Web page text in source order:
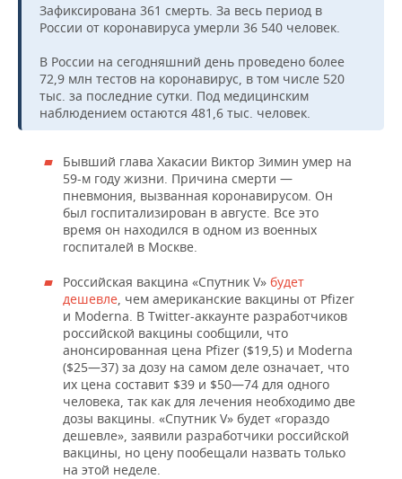
Зафиксирована 361 смерть. За весь период в
России от коронавируса умерли 36 540 человек.
В России на сегодняшний день проведено более
72,9 млн тестов на коронавирус, в том числе 520
тыс. за последние сутки. Под медицинским
наблюдением остаются 481,6 тыс. человек.
Бывший глава Хакасии Виктор Зимин умер на
59-м году жизни. Причина смерти —
пневмония, вызванная коронавирусом. Он
был госпитализирован в августе. Все это
время он находился в одном из военных
госпиталей в Москве.
Российская вакцина «Спутник V» будет
дешевле , чем американские вакцины от Pfizer
и Moderna. В Twitter-аккаунте разработчиков
российской вакцины сообщили, что
анонсированная цена Pfizer ($19,5) и Moderna
($25—37) за дозу на самом деле означает, что
их цена составит $39 и $50—74 для одного
человека, так как для лечения необходимо две
дозы вакцины. «Спутник V» будет «гораздо
дешевле», заявили разработчики российской
вакцины, но цену пообещали назвать только
на этой неделе.